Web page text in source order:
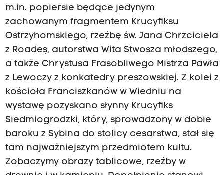
m.in. popiersie będące jedynym
zachowanym fragmentem Krucyfiksu
Ostrzyhomskiego, rzeźbę św. Jana Chrzciciela
z Roadeș, autorstwa Wita Stwosza młodszego,
a także Chrystusa Frasobliwego Mistrza Pawła
z Lewoczy z konkatedry preszowskiej. Z kolei z
kościoła Franciszkanów w Wiedniu na
wystawę pozyskano słynny Krucyfiks
Siedmiogrodzki, który, sprowadzony w dobie
baroku z Sybina do stolicy cesarstwa, stał się
tam najważniejszym przedmiotem kultu.
Zobaczymy obrazy tablicowe, rzeźby w